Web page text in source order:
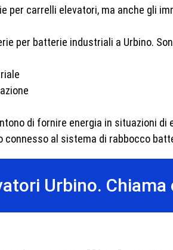
per carrelli elevatori, ma anche gli
per batterie industriali a Urbino.
di fornire energia in situazioni
al sistema di rabbocco
Urbino. Chiama